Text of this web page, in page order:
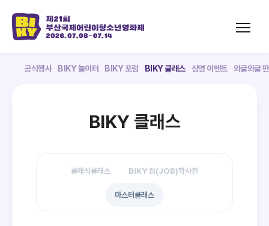
공식행사 BIKY 놀이터 BIKY 포럼 BIKY 클래스 상영 이벤트 와글와글
BIKY 클래스
클래식클래스 BIKY 잡(JOB)학사전
마스터클래스